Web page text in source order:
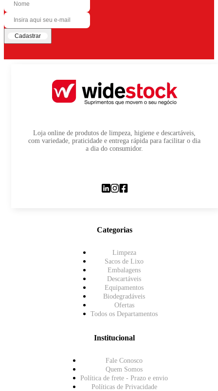
Cadastrar
Loja online de produtos de limpeza, higiene e descartáveis,
com variedade, praticidade e entrega rápida para facilitar o dia
a dia do consumidor.
Categorias
Limpeza
Sacos de Lixo
Embalagens
Descartáveis
Equipamentos
Biodegradáveis
Ofertas
Todos os Departamentos
Institucional
Fale Conosco
Quem Somos
Política de frete - Prazo e envio
Políticas de Privacidade